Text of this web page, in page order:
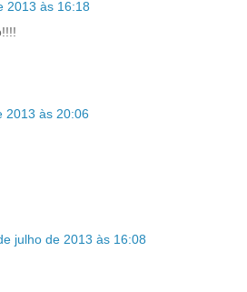
2013 às 16:18
2013 às 20:06
julho de 2013 às 16:08